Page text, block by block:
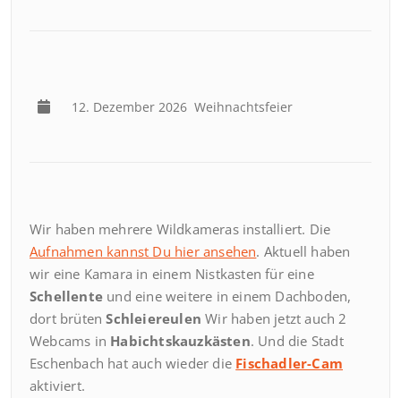
12. Dezember 2026 Weihnachtsfeier
Wir haben mehrere Wildkameras installiert. Die
Aufnahmen kannst Du hier ansehen. Aktuell haben
wir eine Kamara in einem Nistkasten für eine
Schellente und eine weitere in einem Dachboden,
dort brütenSchleiereulen Wir haben jetzt auch 2
Webcams in Habichtskauzkästen. Und die Stadt
Eschenbach hat auch wieder die Fischadler-Cam
aktiviert.